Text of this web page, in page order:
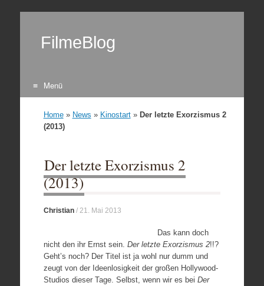
FilmeBlog
Menü
Home» News » Kinostart» Der letzte Exorzismus 2
(2013)
Der letzte Exorzismus 2
(2013)
Christian/ 21. Mai 2013
Das kann doch
nicht den ihr Ernst sein. Der letzte Exorzismus 2!!?
Geht’s noch? Der Titel ist ja wohl nur dumm und
zeugt von der Ideenlosigkeit der großen Hollywood-
Studios dieser Tage. Selbst, wenn wir es bei Der